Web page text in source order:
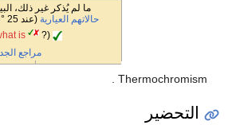
ما لم يُذكر غير ذلك،
حالاتهم العيارية (عند 25 °س [77 °ف]، 100 kPa).
is
?)
مراجع
Thermochromism .
التحضير